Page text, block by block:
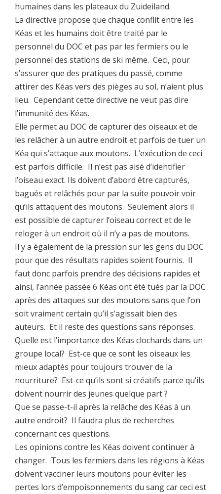
humaines dans les plateaux du Zuideiland.
La directive propose que chaque conflit entre les
Kéas et les humains doit être traité par le
personnel du DOC et pas par les fermiers ou le
personnel des stations de ski même. Ceci, pour
s’assurer que des pratiques du passé, comme
attirer des Kéas vers des pièges au sol, n’aient plus
lieu. Cependant cette directive ne veut pas dire
l’immunité des Kéas.
Elle permet au DOC de capturer des oiseaux et de
les relâcher à un autre endroit et parfois de tuer un
Kéa qui s’attaque aux moutons. L’exécution de ceci
est parfois difficile. Il n’est pas aisé d’identifier
l’oiseau exact. Ils doivent d’abord être capturés,
bagués et relâchés pour par la suite pouvoir voir
qu’ils attaquent des moutons. Seulement alors il
est possible de capturer l’oiseau correct et de le
reloger à un endroit où il n’y a pas de moutons.
Il y a également de la pression sur les gens du DOC
pour que des résultats rapides soient fournis. Il
faut donc parfois prendre des décisions rapides et
ainsi, l’année passée 6 Kéas ont été tués par la DOC
après des attaques sur des moutons sans que l’on
soit vraiment certain qu’il s’agissait bien des
auteurs. Et il reste des questions sans réponses.
Quelle est l’importance des Kéas clochards dans un
groupe local? Est-ce que ce sont les oiseaux les
mieux adaptés pour toujours trouver de la
nourriture? Est-ce qu’ils sont si créatifs parce qu’ils
doivent nourrir des jeunes quelque part ?
Que se passe-t-il après la relâche des Kéas à un
autre endroit? Il faudra plus de recherches
concernant ces questions.
Les opinions contre les Kéas doivent continuer à
changer. Tous les fermiers dans les régions à Kéas
doivent vacciner leurs moutons pour éviter les
pertes lors d’empoisonnements du sang car ceci est